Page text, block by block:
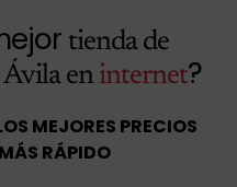
tienda de
eninternet?
MEJORES PRECIOS
RÁPIDO